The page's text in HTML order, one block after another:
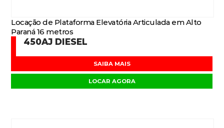
Locação de Plataforma Elevatória Articulada em Alto
Paraná 16 metros
450AJ DIESEL
SAIBA MAIS
LOCAR AGORA